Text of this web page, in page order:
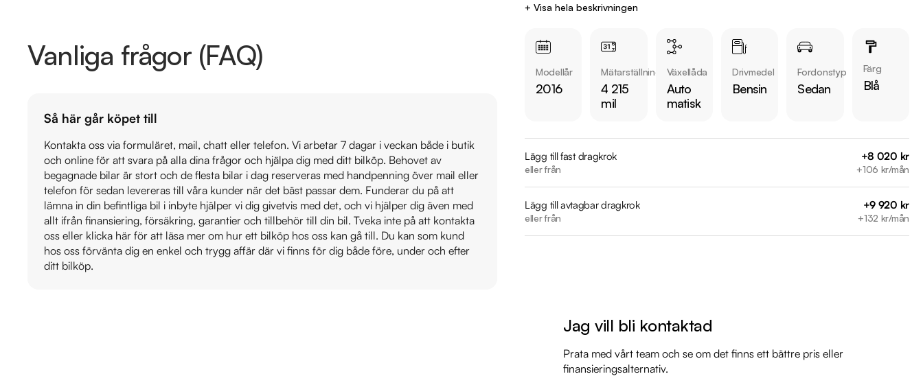
Vanliga frågor (FAQ)
Så här går köpet till
Kontakta oss via formuläret, mail, chatt eller telefon. Vi arbetar 7 dagar i veckan både i butik
och online för att svara på alla dina frågor och hjälpa dig med ditt bilköp. Behovet av
begagnade bilar är stort och de flesta bilar i dag reserveras med handpenning över mail eller
telefon för sedan levereras till våra kunder när det bäst passar dem. Funderar du på att
lämna in din befintliga bil i inbyte hjälper vi dig givetvis med det, och vi hjälper dig även med
allt ifrån finansiering, försäkring, garantier och tillbehör till din bil. Tveka inte på att kontakta
oss eller klicka här för att läsa mer om hur ett bilköp hos oss kan gå till. Du kan som kund
hos oss förvänta dig en enkel och trygg affär där vi finns för dig både före, under och efter
ditt bilköp.
Besiktigad till och med 2027-01-30
Möjlighet till 12-60 månaders garanti
Servicehistorik:
2016-10-11 - 835 mil
2017-11-13 - 1203 mil
2021-02-04 - 2411 mil
2023-02-09 - 3378 mil
2024-02-20 - 3732 mil
2025-02-10 - 4092 mil
* Störst i Sverige på begagnade bilar
* 14 dagars helförsäkring via Folksam
* Över 10 tusen omdömen på Trustpilot
+ Visa hela beskrivningen
Modellår
2016
Mätarställning
4 215
mil
Växellåda
Auto
matisk
Drivmedel
Bensin
Fordonstyp
Sedan
Färg
Blå
Lägg till fast dragkrok
eller från
+8 020 kr
+106 kr/mån
Lägg till avtagbar dragkrok
eller från
+9 920 kr
+132 kr/mån
Jag vill bli kontaktad
Prata med vårt team och se om det finns ett bättre pris eller
finansieringsalternativ.